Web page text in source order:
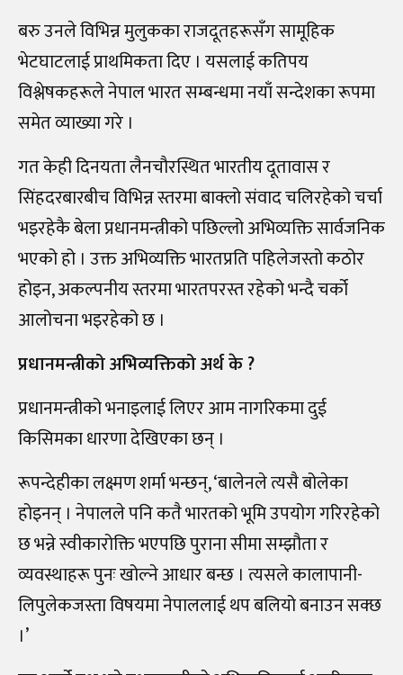
बरु उनले विभिन्न मुलुकका राजदूतहरूसँग सामूहिक
भेटघाटलाई प्राथमिकता दिए । यसलाई कतिपय
विश्लेषकहरूले नेपाल भारत सम्बन्धमा नयाँ सन्देशका रूपमा
समेत व्याख्या गरे ।
गत केही दिनयता लैनचौरस्थित भारतीय दूतावास र
सिंहदरबारबीच विभिन्न स्तरमा बाक्लो संवाद चलिरहेको चर्चा
भइरहेकै बेला प्रधानमन्त्रीको पछिल्लो अभिव्यक्ति सार्वजनिक
भएको हो । उक्त अभिव्यक्ति भारतप्रति पहिलेजस्तो कठोर
होइन, अकल्पनीय स्तरमा भारतपरस्त रहेको भन्दै चर्को
आलोचना भइरहेको छ ।
प्रधानमन्त्रीको अभिव्यक्तिको अर्थ के ?
प्रधानमन्त्रीको भनाइलाई लिएर आम नागरिकमा दुई
किसिमका धारणा देखिएका छन् ।
रूपन्देहीका लक्ष्मण शर्मा भन्छन्, ‘बालेनले त्यसै बोलेका
होइनन् । नेपालले पनि कतै भारतको भूमि उपयोग गरिरहेको
छ भन्ने स्वीकारोक्ति भएपछि पुराना सीमा सम्झौता र
व्यवस्थाहरू पुनः खोल्ने आधार बन्छ । त्यसले कालापानी-
लिपुलेकजस्ता विषयमा नेपाललाई थप बलियो बनाउन सक्छ
।’